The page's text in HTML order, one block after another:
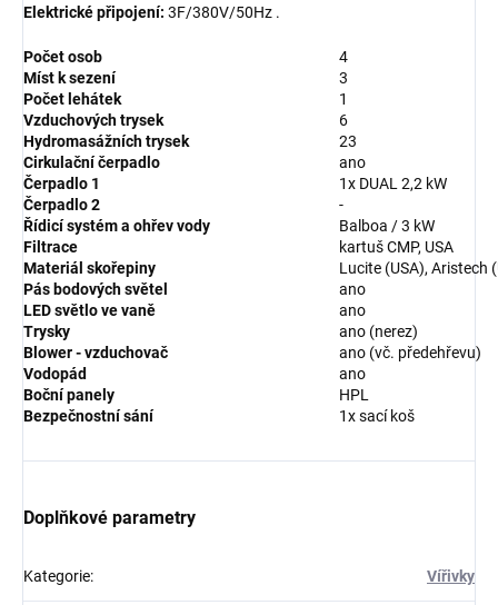
Elektrické připojení: 3F/380V/50Hz .
Počet osob
4
Míst k sezení
3
Počet lehátek
1
Vzduchových trysek
6
Hydromasážních trysek
23
Cirkulační čerpadlo
ano
Čerpadlo 1
1x DUAL 2,2 kW
Čerpadlo 2
-
Řídicí systém a ohřev vody
Balboa / 3 kW
Filtrace
kartuš CMP, USA
Materiál skořepiny
Lucite (USA), Aristech
Pás bodových světel
ano
LED světlo ve vaně
ano
Trysky
ano (nerez)
Blower - vzduchovač
ano (vč. předehřevu)
Vodopád
ano
Boční panely
HPL
Bezpečnostní sání
1x sací koš
Doplňkové parametry
Kategorie: Vířivky